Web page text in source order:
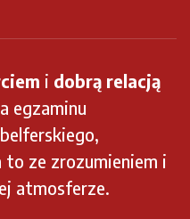
i dobrą relacją
egzaminu
to ze zrozumieniem i
atmosferze.